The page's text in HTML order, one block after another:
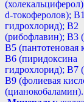
d-токоферолов);
гидрохлорид); B2
(рибофлавин); B3
B5 (пантотеновая
B6 (пиридоксина
гидрохлорид); B7
B9 (фолиевая
(цианокобаламин).